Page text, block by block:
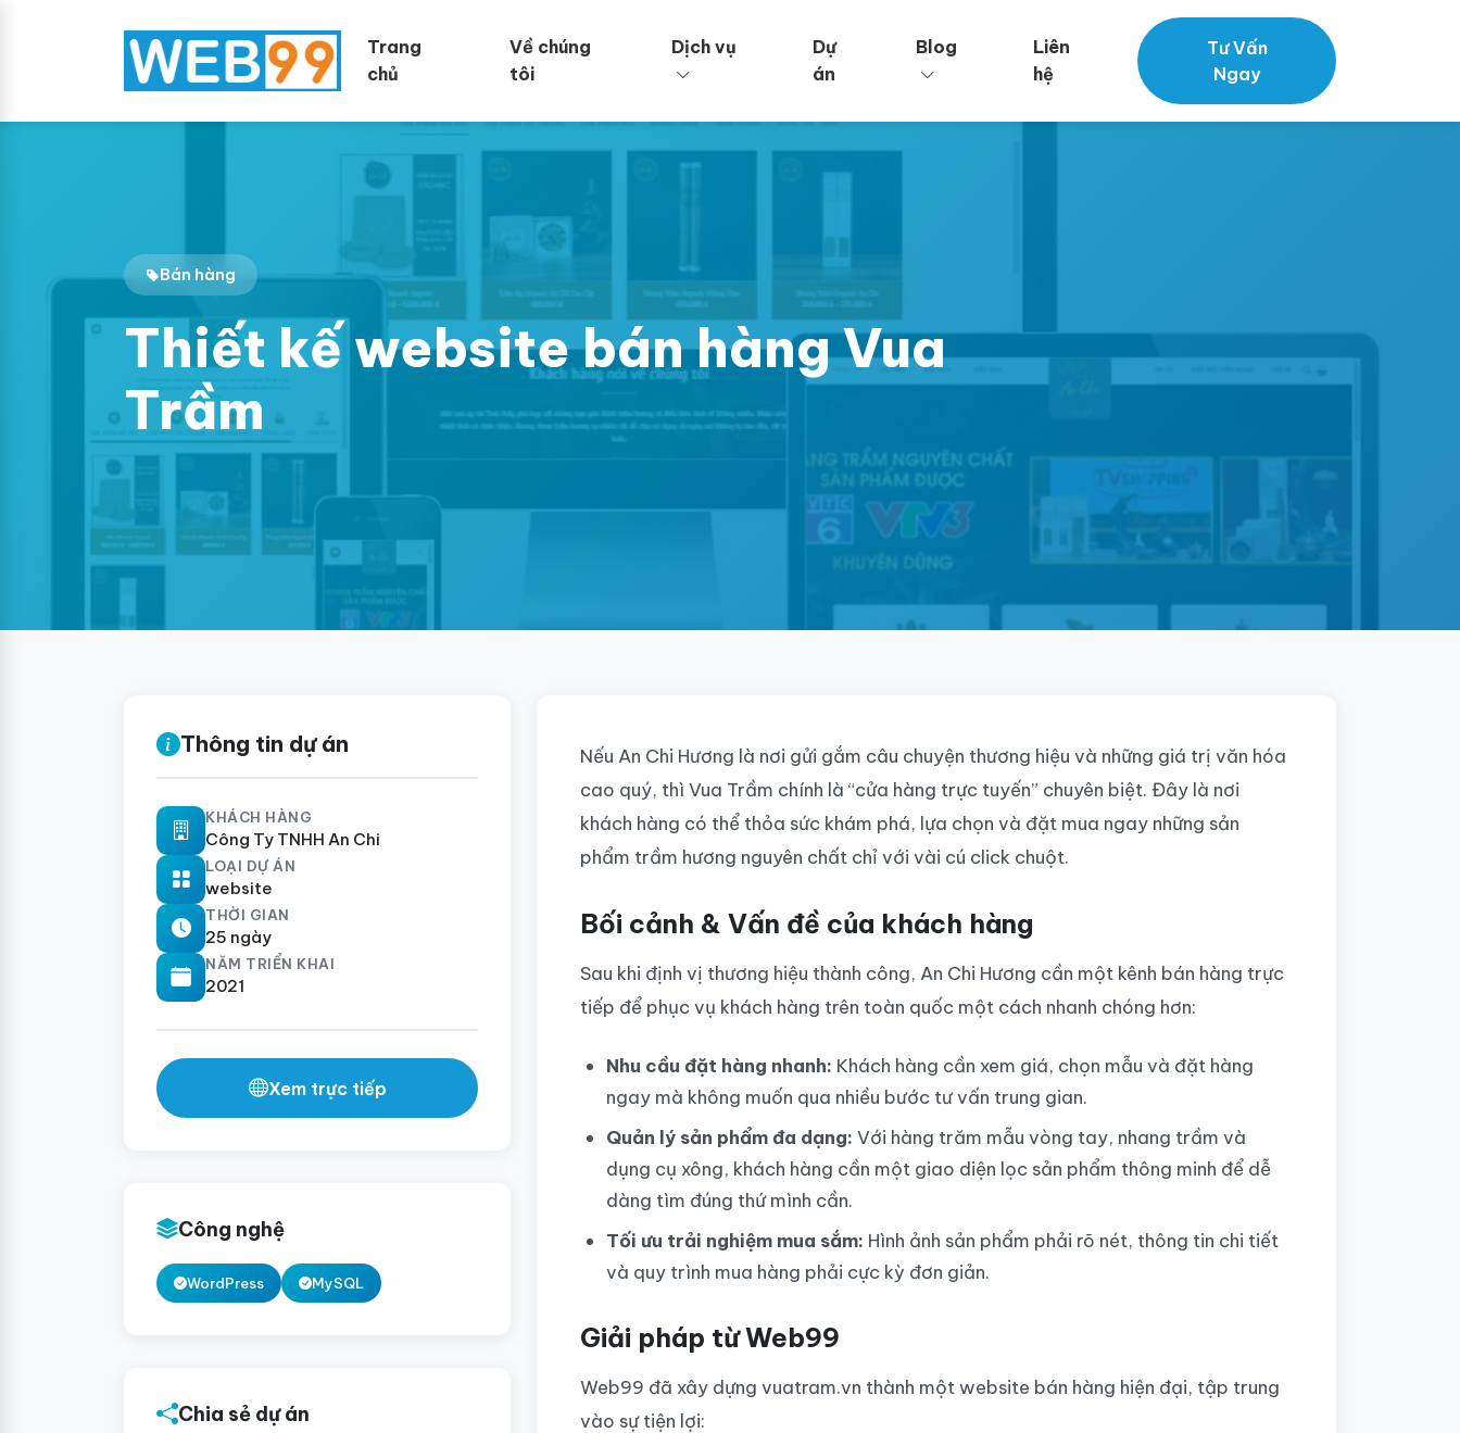
Trang
chủ
Về chúng
tôi
Dịch vụ
Dự
án
Blog
Liên
hệ
Tư Vấn
Ngay
Bán hàng
Thiết kế website bán hàng Vua
Trầm
Thông tin dự án
KHÁCH HÀNG
Công Ty TNHH An Chi
LOẠI DỰ ÁN
website
THỜI GIAN
25 ngày
NĂM TRIỂN KHAI
2021
Xem trực tiếp
Công nghệ
WordPress MySQL
Chia sẻ dự án
Nếu An Chi Hương là nơi gửi gắm câu chuyện thương hiệu và những giá trị văn hóa
cao quý, thì Vua Trầm chính là “cửa hàng trực tuyến” chuyên biệt. Đây là nơi
khách hàng có thể thỏa sức khám phá, lựa chọn và đặt mua ngay những sản
phẩm trầm hương nguyên chất chỉ với vài cú click chuột.
Bối cảnh & Vấn đề của khách hàng
Sau khi định vị thương hiệu thành công, An Chi Hương cần một kênh bán hàng trực
tiếp để phục vụ khách hàng trên toàn quốc một cách nhanh chóng hơn:
Nhu cầu đặt hàng nhanh: Khách hàng cần xem giá, chọn mẫu và đặt hàng
ngay mà không muốn qua nhiều bước tư vấn trung gian.
Quản lý sản phẩm đa dạng: Với hàng trăm mẫu vòng tay, nhang trầm và
dụng cụ xông, khách hàng cần một giao diện lọc sản phẩm thông minh để dễ
dàng tìm đúng thứ mình cần.
Tối ưu trải nghiệm mua sắm: Hình ảnh sản phẩm phải rõ nét, thông tin chi tiết
và quy trình mua hàng phải cực kỳ đơn giản.
Giải pháp từ Web99
Web99 đã xây dựng vuatram.vn thành một website bán hàng hiện đại, tập trung
vào sự tiện lợi: